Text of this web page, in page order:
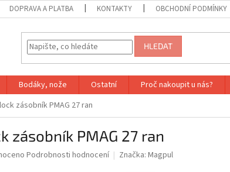
DOPRAVA A PLATBA KONTAKTY OBCHODNÍ PODMÍNKY
HLEDAT
Bodáky, nože Ostatní Proč nakoupit u nás?
zásobník PMAG 27 ran
zásobník PMAG 27 ran
Podrobnosti hodnocení Značka: Magpul